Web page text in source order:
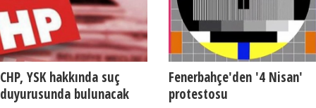
CHP, YSK hakkında suç
duyurusunda bulunacak
Fenerbahçe'den '4 Nisan'
protestosu